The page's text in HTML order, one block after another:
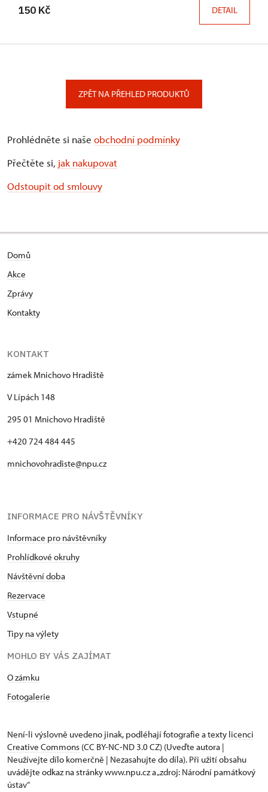
150 Kč DETAIL
ZPĚT NA PŘEHLED PRODUKTŮ
Prohlédněte si naše obchodní podmínky
Přečtěte si, jak nakupovat
Odstoupit od smlouvy
Domů
Akce
Zprávy
Kontakty
KONTAKT
zámek Mnichovo Hradiště
V Lípách 148
295 01 Mnichovo Hradiště
+420 724 484 445
mnichovohradiste@npu.cz
INFORMACE PRO NÁVŠTĚVNÍKY
Informace pro návštěvníky
Prohlídkové okruhy
Návštěvní doba
Rezervace
Vstupné
Tipy na výlety
MOHLO BY VÁS ZAJÍMAT
O zámku
Fotogalerie
Není-li výslovně uvedeno jinak, podléhají fotografie a texty licenci
Creative Commons (CC BY-NC-ND 3.0 CZ) (Uveďte autora |
Neužívejte dílo komerčně | Nezasahujte do díla). Při užití obsahu
uvádějte odkaz na stránky www.npu.cz a „zdroj: Národní památkový
ústav“